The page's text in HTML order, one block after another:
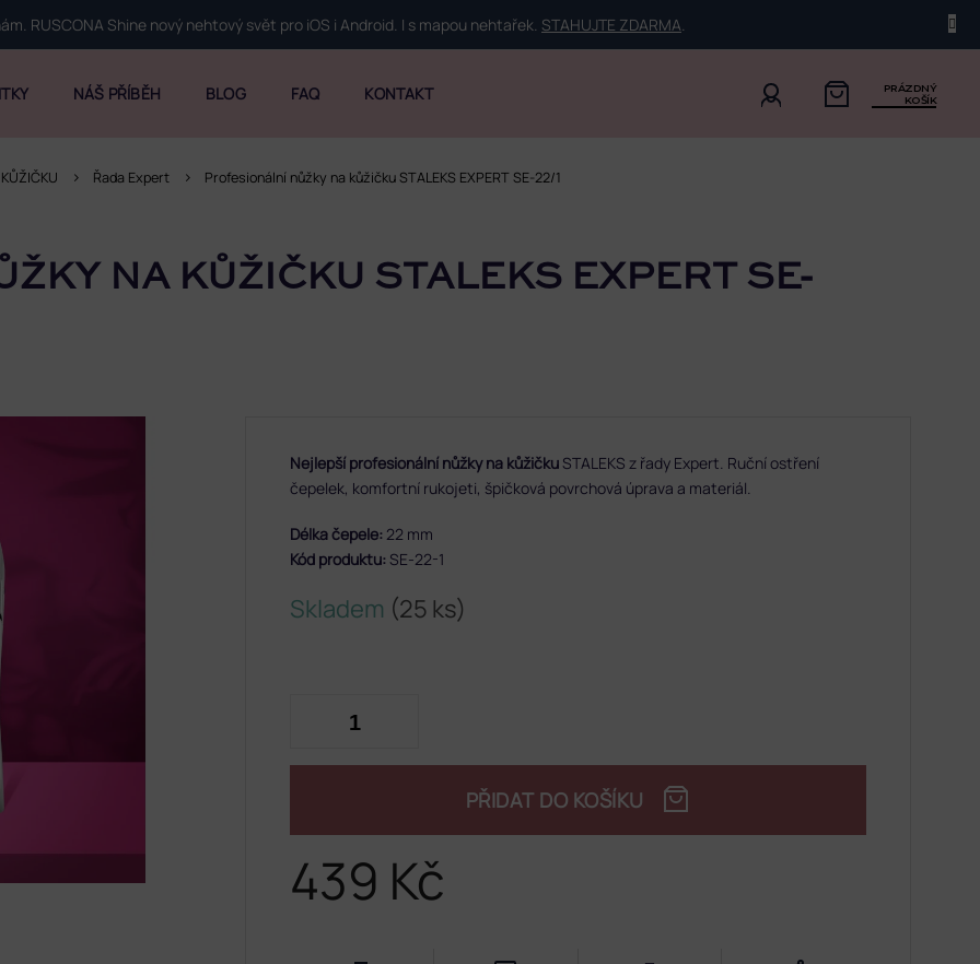
RUSCONA Shine nový nehtový svět pro iOS i Android. I s mapou nehtařek. STAHUJTE ZDARMA.
PRÁZDNÝ
KOŠÍK
NÁŠ PŘÍBĚH BLOG FAQ KONTAKT
Řada Expert Profesionální nůžky na kůžičku STALEKS EXPERT SE-22/1
NA KŮŽIČKU STALEKS EXPERT SE-
439 Kč
Skladem (25 ks)
PŘIDAT DO KOŠÍKU
Nejlepší profesionální nůžky na kůžičku STALEKS z řady Expert. Ruční ostření
čepelek, komfortní rukojeti, špičková povrchová úprava a materiál.
Délka čepele: 22 mm
Kód produktu: SE-22-1